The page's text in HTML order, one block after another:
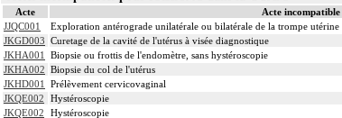
Acte
Acte incompatible
JJQC001
Exploration antérograde unilatérale ou bilatérale de la trompe
JKGD003 Curetage de la cavité de l'utérus à visée diagnostique
JKHA001 Biopsie ou frottis de l'endomètre, sans hystéroscopie
JKHA002 Biopsie du col de l'utérus
JKHD001 Prélèvement cervicovaginal
JKQE002
Hystéroscopie
JKQE002
Hystéroscopie